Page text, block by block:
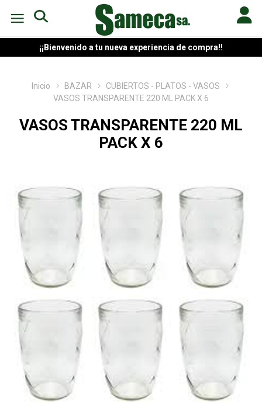
¡¡Bienvenido a tu nueva experiencia de compra!!
Inicio BAZAR
CUBIERTOS - PLATOS - VASOS
VASOS TRANSPARENTE 220 ML PACK X 6
VASOS TRANSPARENTE 220 ML
PACK X 6